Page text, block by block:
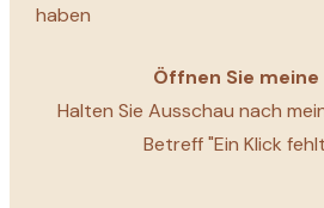
haben
Öffnen Sie meine
Halten Sie Ausschau nach
Betreff "Ein Klick